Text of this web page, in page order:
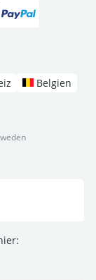
Belgien